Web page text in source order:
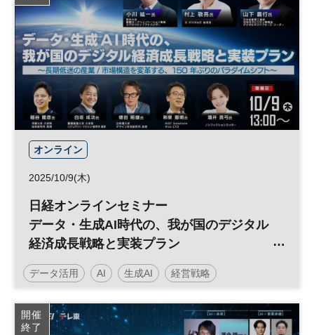
オンライン
2025/10/9(木)
日経オンラインセミナー
データ・生成AI時代の、我が国のデジタル
経済成長戦略と実装プラン
～長期低迷の産業/市場構造を変革する、
150年ぶりのパラダイムシフト～
データ活用 AI 生成AI 経営戦略
日経オンラインセミナー
開催
終了